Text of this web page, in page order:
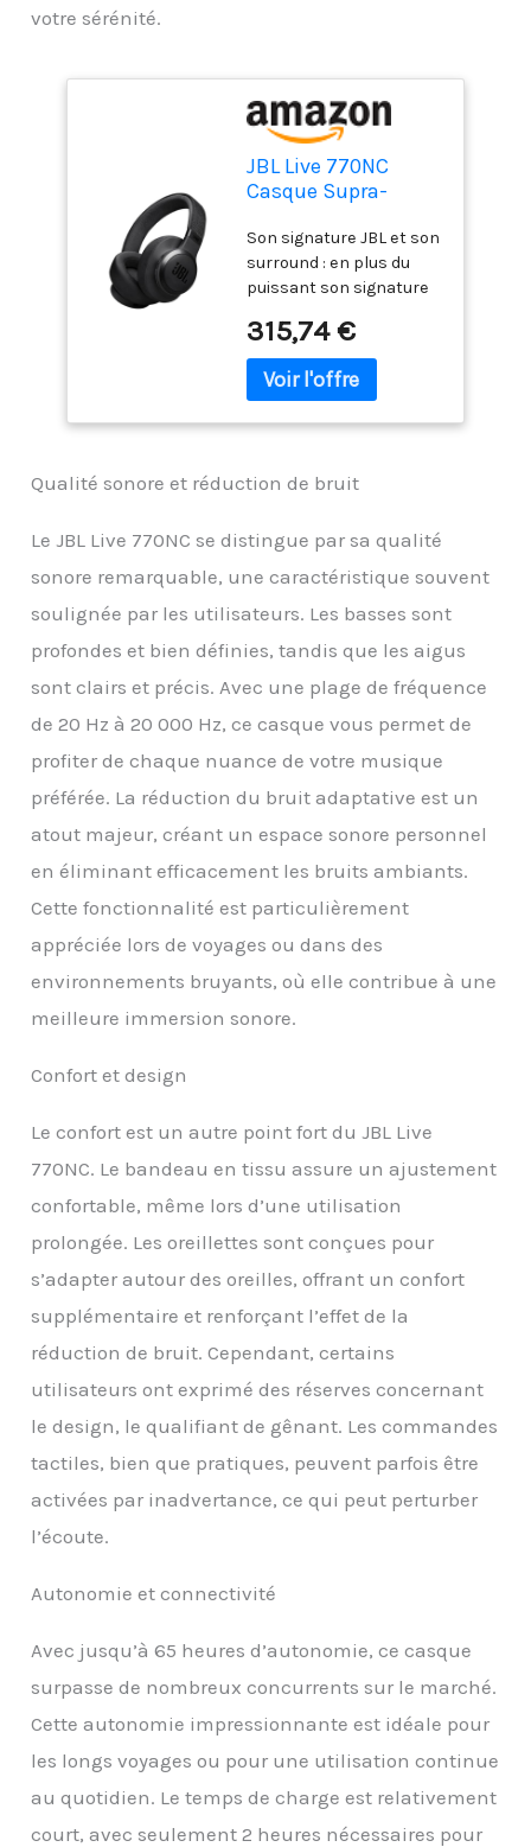
votre sérénité.
JBL Live 770NC
Casque Supra-
avec réduction du
Bruit adaptative
avec Ambiance
Intelligente, jusqu'à
65 Heures
d'autonomie,
Bandeau en Tissu
Confortable et
Son signature JBL et son
surround : en plus du
puissant son signature
mm offrent un son
spatial JBL immersif qui
transforme n'importe
Bluetooth 5.3 avec audio
diffusez sans fil un son
des débits binaires
inférieurs à l'aide de la
Bluetooth. Le mode audio
vous offre le meilleur
que le mode vidéo veille à
ce que le son et les
jeux soient toujours
synchronisés. (*)
Disponible via la mise à
ultérieur. Réduction du
bruit adaptative avec
quatre micros à
concentrer sur vos
études ou de vous
lancer. Et si vous voulez
entendre le monde qui
vous entoure sans
retirer vos écouteurs,
Smart Ambient aiguise
les sons de votre
65 heures* d'autonomie
et de charge rapide :
écoutez sans fil jusqu'à
50 heures et rechargez
que 2 heures avec le
pressé, une recharge
supplémentaires de
musique. (*Autonomie de
allumé/ANC éteint)
Lecture et pause
les écouteurs, la
musique s'arrête.
315,74 €
Qualité sonore et réduction de bruit
Le JBL Live 770NC se distingue par sa qualité
sonore remarquable, une caractéristique souvent
soulignée par les utilisateurs. Les basses sont
profondes et bien définies, tandis que les aigus
sont clairs et précis. Avec une plage de fréquence
de 20 Hz à 20 000 Hz, ce casque vous permet de
profiter de chaque nuance de votre musique
préférée. La réduction du bruit adaptative est un
atout majeur, créant un espace sonore personnel
en éliminant efficacement les bruits ambiants.
Cette fonctionnalité est particulièrement
appréciée lors de voyages ou dans des
environnements bruyants, où elle contribue à une
meilleure immersion sonore.
Confort et design
Le confort est un autre point fort du JBL Live
770NC. Le bandeau en tissu assure un ajustement
confortable, même lors d’une utilisation
prolongée. Les oreillettes sont conçues pour
s’adapter autour des oreilles, offrant un confort
supplémentaire et renforçant l’effet de la
réduction de bruit. Cependant, certains
utilisateurs ont exprimé des réserves concernant
le design, le qualifiant de gênant. Les commandes
tactiles, bien que pratiques, peuvent parfois être
activées par inadvertance, ce qui peut perturber
l’écoute.
Autonomie et connectivité
Avec jusqu’à 65 heures d’autonomie, ce casque
surpasse de nombreux concurrents sur le marché.
Cette autonomie impressionnante est idéale pour
les longs voyages ou pour une utilisation continue
au quotidien. Le temps de charge est relativement
court, avec seulement 2 heures nécessaires pour